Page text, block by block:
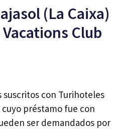
(La Caixa)
Club
suscritos con Turihoteles
cuyo préstamo fue con
ser demandados por